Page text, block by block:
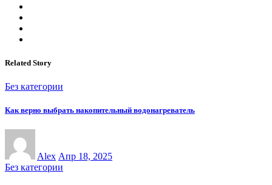
Related Story
Без категории
Как верно выбрать накопительный водонагреватель
Alex Апр 18, 2025
Без категории